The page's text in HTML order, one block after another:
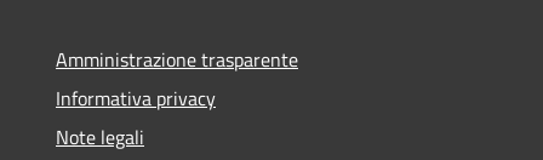
Amministrazione trasparente
Informativa privacy
Note legali